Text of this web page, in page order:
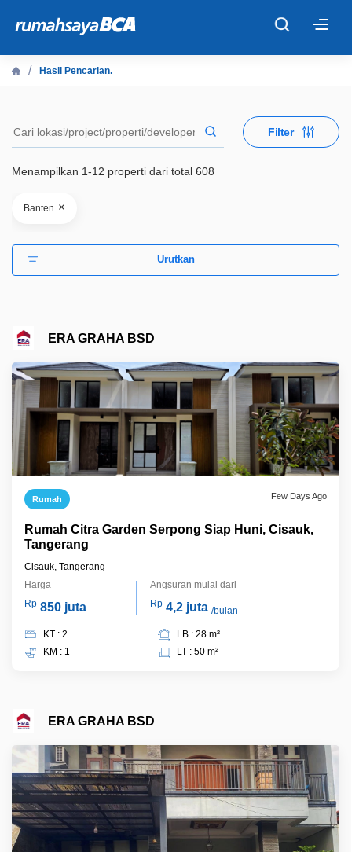
Cari Tahu
Fitur Unggulan
Hasil Pencarian.
Filter
Menampilkan 1-12 properti dari total 608
Banten ×
Urutkan
ERA GRAHA BSD
Rumah Few Days Ago
Rumah Citra Garden Serpong Siap Huni, Cisauk,
Tangerang
Cisauk, Tangerang
Harga
Rp 850 juta
Angsuran mulai dari
Rp 4,2 juta /bulan
KT : 2
KM : 1
LB : 28 m²
LT : 50 m²
ERA GRAHA BSD